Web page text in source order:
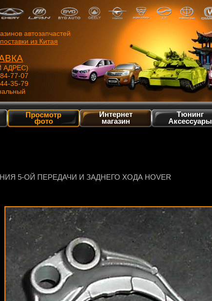
автозапчастей
из Китая
АДРЕС)
77-07
35-79
Просмотр
фото
Интернет
магазин
Тюнинг
Аксессуары
5-ОЙ ПЕРЕДАЧИ И ЗАДНЕГО ХОДА HOVER